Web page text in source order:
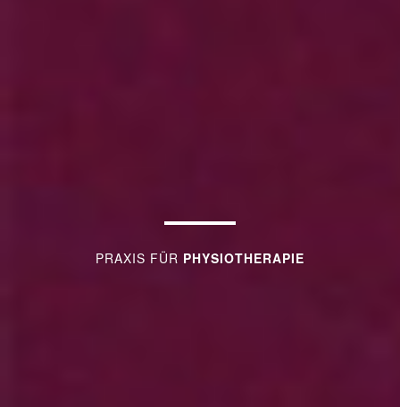
PRAXIS FÜR PHYSIOTHERAPIE